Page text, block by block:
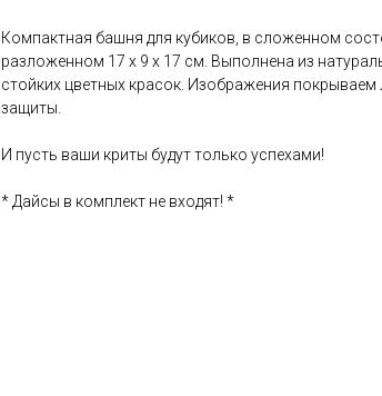
Компактная башня для кубиков, в сложенном
разложенном 17 х 9 х 17 см. Выполнена из
стойких цветных красок. Изображения
защиты.
И пусть ваши криты будут только успехами!
* Дайсы в комплект не входят! *